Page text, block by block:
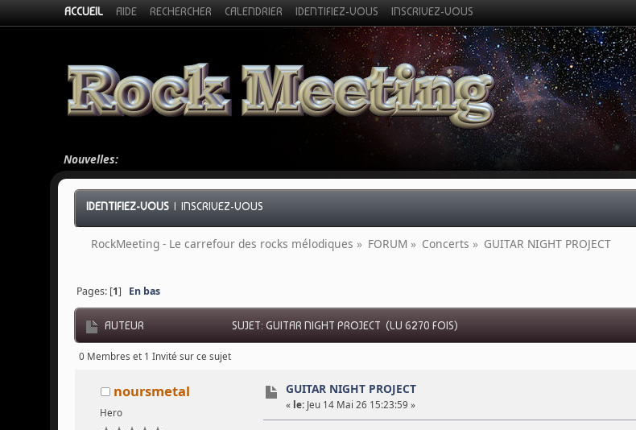
ACCUEIL AIDE RECHERCHER CALENDRIER IDENTIFIEZ-VOUS INSCRIVEZ-VOUS
Nouvelles:
IDENTIFIEZ-VOUS |INSCRIVEZ-VOUS
RockMeeting - Le carrefour des rocks mélodiques » FORUM » Concerts » GUITAR NIGHT PROJECT
Pages: [1] En bas
AUTEUR SUJET: GUITAR NIGHT PROJECT (LU 6270 FOIS)
0 Membres et 1 Invité sur ce sujet
noursmetal
Hero
GUITAR NIGHT PROJECT
« le: Jeu 14 Mai 26 15:23:59 »